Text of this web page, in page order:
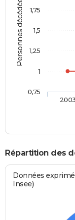
Personnes décédées
2003
0,75
1
1,25
1,5
1,75
Répartition des
Données
Insee)